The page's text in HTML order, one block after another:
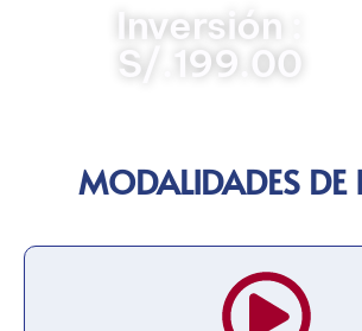
Inversión :
S/.199.00
MODALIDADES